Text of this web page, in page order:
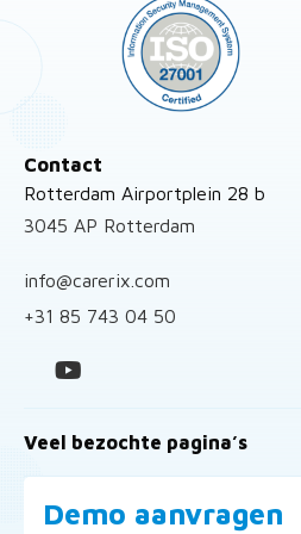
Contact
Rotterdam Airportplein 28 b
3045 AP Rotterdam
info@carerix.com
+31 85 743 04 50
Veel bezochte pagina’s
Demo aanvragen